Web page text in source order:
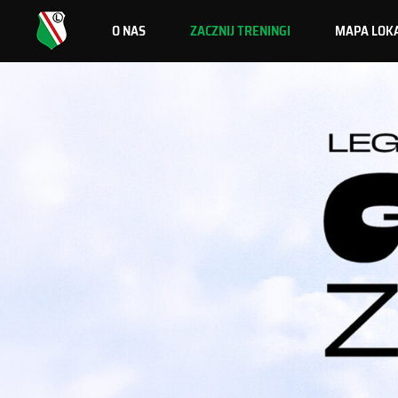
O NAS ZACZNIJ TRENINGI MAPA